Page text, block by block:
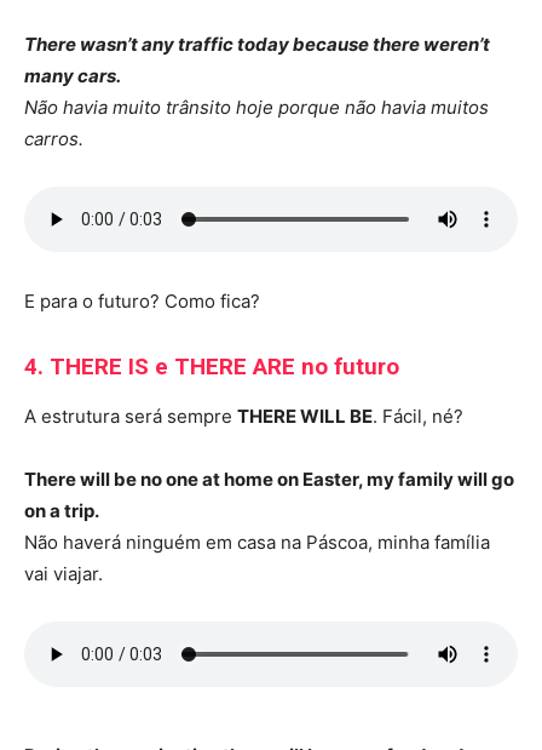
There wasn’t any traffic today because there weren’t
many cars.
Não havia muito trânsito hoje porque não havia muitos
carros.
E para o futuro? Como fica?
4. THERE IS e THERE ARE no futuro
A estrutura será sempre THERE WILL BE. Fácil, né?
There will be no one at home on Easter, my family will go
on a trip.
Não haverá ninguém em casa na Páscoa, minha família
vai viajar.